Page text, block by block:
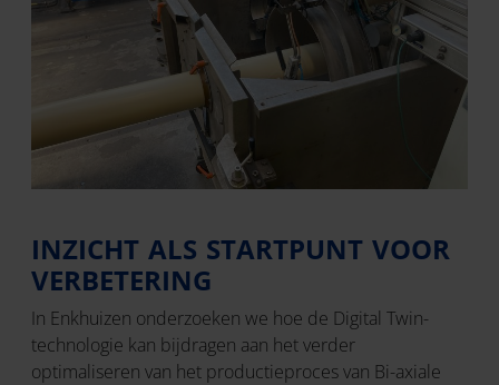
INZICHT ALS STARTPUNT VOOR
VERBETERING
In Enkhuizen onderzoeken we hoe de Digital Twin-
technologie kan bijdragen aan het verder
optimaliseren van het productieproces van Bi-axiale